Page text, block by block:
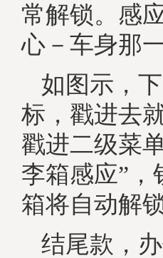
常解锁。感
心－车身那
如图示，
标，戳进去
戳进二级菜
李箱感应”，
箱将自动解锁
结尾款，